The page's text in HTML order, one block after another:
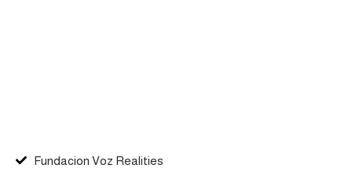
Fundacion Voz Realities